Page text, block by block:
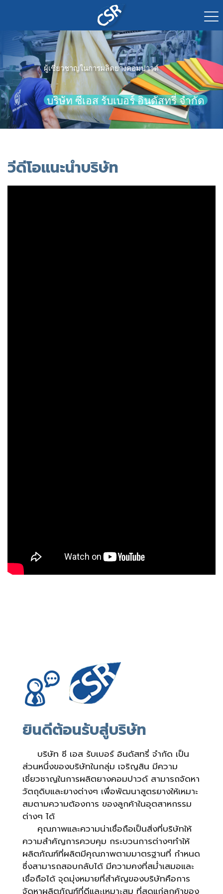
บริษัท ซีเอส รับเบอร์ อินดัสทรี่ จำกัด
ผู้เชี่ยวชาญในการผลิตยางคอมปาวด์
วีดีโอแนะนำบริษัท
ยินดีต้อนรับสู่บริษัท
บริษัท ซี เอส รับเบอร์ อินดัสทรี่ จำกัด เป็น
ส่วนหนึ่งของบริษัทในกลุ่ม เจริญสิน มีความ
เชี่ยวชาญในการผลิตยางคอมปาวด์ สามารถจัดหา
วัตถุดิบและยางต่างๆ เพื่อพัฒนาสูตรยางให้เหมาะ
สมตามความต้องการ ของลูกค้าในอุตสาหกรรม
ต่างๆ ได้
คุณภาพและความน่าเชื่อถือเป็นสิ่งที่บริษัทให้
ความสำคัญการควบคุม กระบวนการต่างๆทำให้
ผลิตภัณฑ์ที่ผลิตมีคุณภาพตามมาตรฐานที่ กำหนด
ซึ่งสามารถสอบกลับได้ มีความคงที่สม่ำเสมอและ
เชื่อถือได้ จุดมุ่งหมายที่สำคัญของบริษัทคือการ
จัดหาผลิตภัณฑ์ที่ดีและเหมาะสม ที่สุดแก่ลูกค้าของ